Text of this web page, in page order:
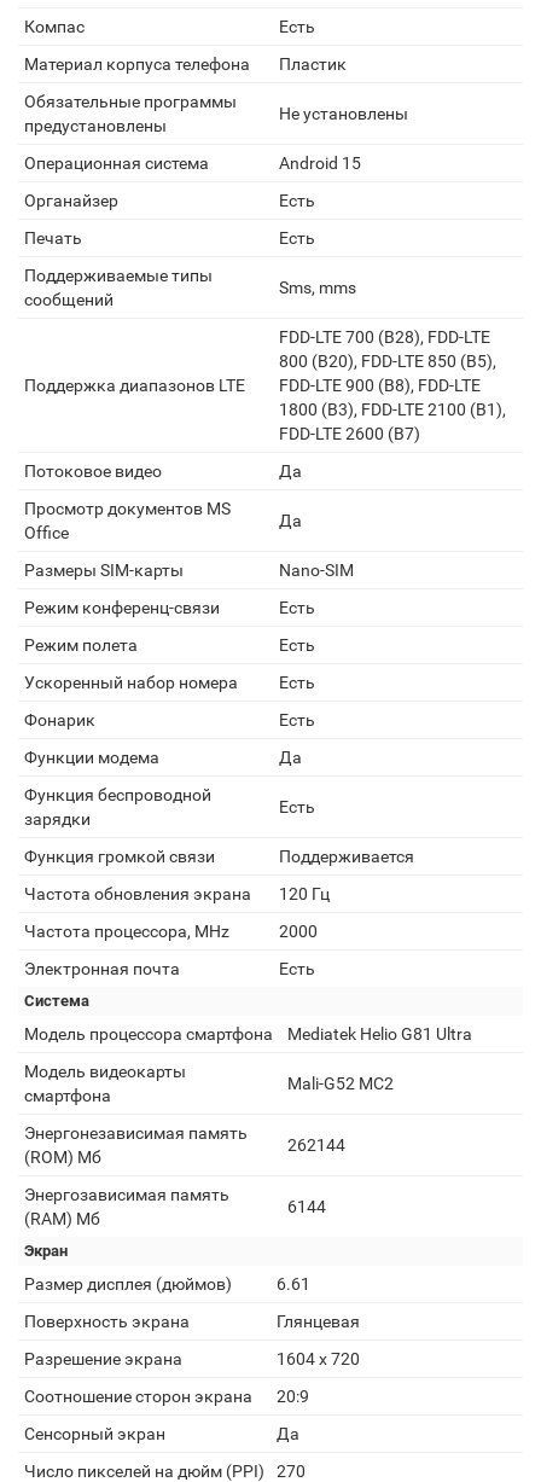
Компас
Есть
Материал корпуса телефона
Пластик
Обязательные программы
предустановлены
Не установлены
Операционная система
Android 15
Органайзер
Есть
Печать
Есть
Поддерживаемые типы
сообщений
Sms, mms
Поддержка диапазонов LTE
FDD-LTE 700 (B28), FDD-LTE
800 (B20), FDD-LTE 850 (B5),
FDD-LTE 900 (B8), FDD-LTE
1800 (B3), FDD-LTE 2100 (B1),
FDD-LTE 2600 (B7)
Потоковое видео
Да
Просмотр документов MS
Office
Да
Размеры SIM-карты
Nano-SIM
Режим конференц-связи
Есть
Режим полета
Есть
Ускоренный набор номера
Есть
Фонарик
Есть
Функции модема
Да
Функция беспроводной
зарядки
Есть
Функция громкой связи
Поддерживается
Частота обновления экрана
120 Гц
Частота процессора, MHz
2000
Электронная почта
Есть
Система
Модель процессора смартфона
Mediatek Helio G81 Ultra
Модель видеокарты
смартфона
Mali-G52 MC2
Энергонезависимая память
(ROM) Мб
262144
Энергозависимая память
(RAM) Мб
6144
Экран
Размер дисплея (дюймов)
6.61
Поверхность экрана
Глянцевая
Разрешение экрана
1604 x 720
Соотношение сторон экрана
20:9
Сенсорный экран
Да
Число пикселей на дюйм (PPI)
270